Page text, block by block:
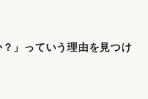
？」っていう理由を見つけ